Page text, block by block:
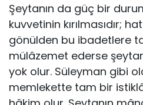
Şeytanın da güç bir
kuvvetinin kırılmasıdır;
gönülden bu ibadetlere
mülâzemet ederse
yok olur. Süleyman gibi
mem­lekette tam bir